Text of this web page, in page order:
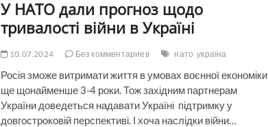
У НАТО дали прогноз щодо
тривалості війни в Україні
10.07.2024 Без комментариев нато україна
Росія зможе витримати життя в умовах воєнної економіки
ще щонайменше 3-4 роки. Тож західним партнерам
України доведеться надавати Україні підтримку у
довгостроковій перспективі. І хоча наслідки війни…